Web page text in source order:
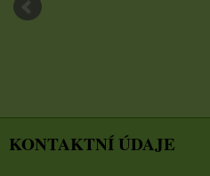
KONTAKTNÍ ÚDAJE